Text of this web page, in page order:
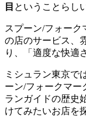
目 ということらし
スプーン/フォー
の店のサービス、
り、「適度な快適
ミシュラン東京で
ーン/フォークマー
ランガイドの歴史
けてみたいお店を